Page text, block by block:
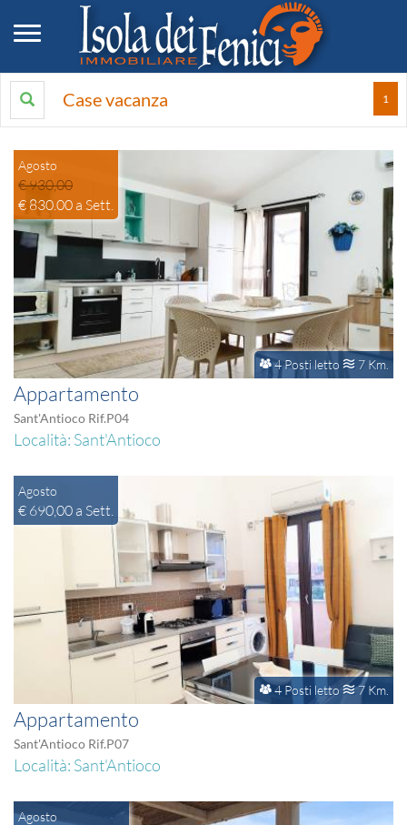
Toggle navigation
Case vacanza 1
Agosto
€ 930,00
€ 830.00a Sett.
4 Posti letto 7 Km.
Appartamento
Sant'Antioco Rif.P04
Località: Sant'Antioco
Agosto
€ 690,00 a Sett.
4 Posti letto 7 Km.
Appartamento
Sant'Antioco Rif.P07
Località: Sant'Antioco
Agosto